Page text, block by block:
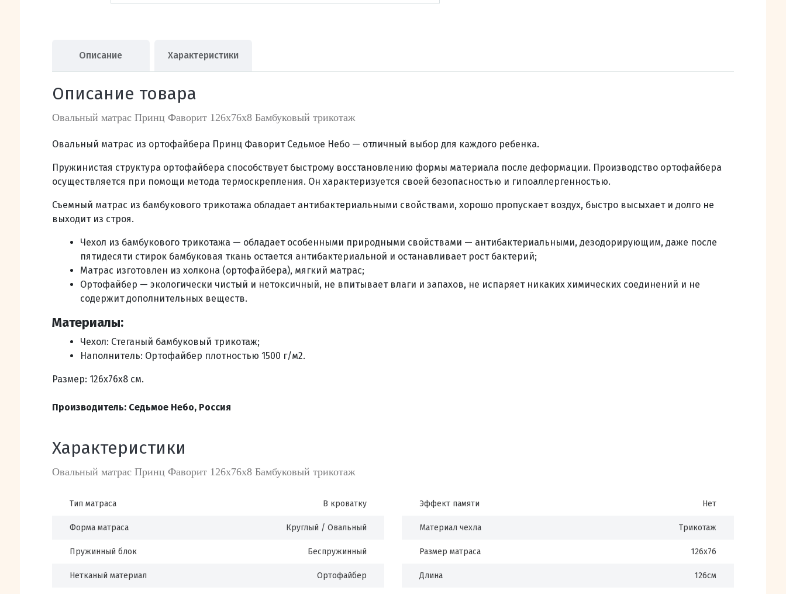
Описание Характеристики
Описание товара
Овальный матрас Принц Фаворит 126х76х8 Бамбуковый трикотаж
Овальный матрас из ортофайбера Принц Фаворит Седьмое Небо — отличный выбор для каждого ребенка.
Пружинистая структура ортофайбера способствует быстрому восстановлению формы материала после деформации. Производство ортофайбера
осуществляется при помощи метода термоскрепления. Он характеризуется своей безопасностью и гипоаллергенностью.
Съемный матрас из бамбукового трикотажа обладает антибактериальными свойствами, хорошо пропускает воздух, быстро высыхает и долго не
выходит из строя.
Чехол из бамбукового трикотажа — обладает особенными природными свойствами — антибактериальными, дезодорирующим, даже после
пятидесяти стирок бамбуковая ткань остается антибактериальной и останавливает рост бактерий;
Матрас изготовлен из холкона (ортофайбера), мягкий матрас;
Ортофайбер — экологически чистый и нетоксичный, не впитывает влаги и запахов, не испаряет никаких химических соединений и не
содержит дополнительных веществ.
Материалы:
Чехол: Стеганый бамбуковый трикотаж;
Наполнитель: Ортофайбер плотностью 1500 г/м2.
Размер: 126х76х8 см.
Производитель: Седьмое Небо, Россия
Характеристики
Овальный матрас Принц Фаворит 126х76х8 Бамбуковый трикотаж
Тип матраса В кроватку
Форма матраса Круглый / Овальный
Пружинный блок Беспружинный
Нетканый материал Ортофайбер
Эффект памяти Нет
Материал чехла Трикотаж
Размер матраса 126х76
Длина 126см